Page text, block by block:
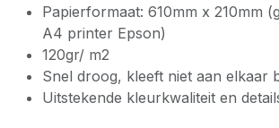
Papierformaat: 610mm x 210mm
A4 printer Epson)
120gr/ m2
Snel droog, kleeft niet aan elkaar
Uitstekende kleurkwaliteit en